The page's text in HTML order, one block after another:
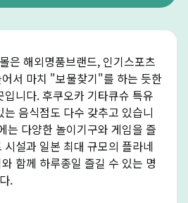
은 해외명품브랜드, 인기스포츠
서 마치 "보물찾기"를 하는 듯한
니다. 후쿠오카 기타큐슈 특유
음식점도 다수 갖추고 있습니
는 다양한 놀이기구와 게임을 즐
설과 일본 최대 규모의 플라네
함께 하루종일 즐길 수 있는 명
.